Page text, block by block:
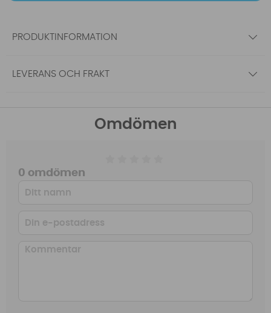
PRODUKTINFORMATION
LEVERANS OCH FRAKT
Omdömen
0 omdömen